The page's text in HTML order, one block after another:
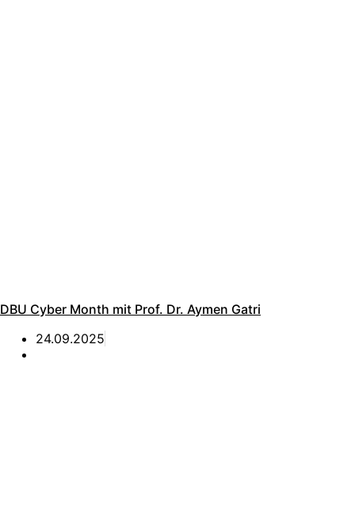
DBU Cyber Month mit Prof. Dr. Aymen Gatri
24.09.2025